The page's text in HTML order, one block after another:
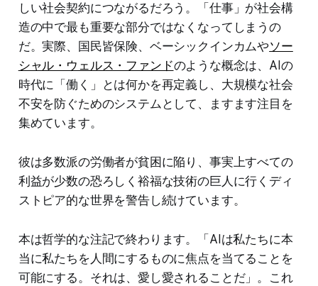
しい社会契約につながるだろう。「仕事」が社会構
造の中で最も重要な部分ではなくなってしまうの
だ。実際、国民皆保険、ベーシックインカムやソー
シャル・ウェルス・ファンドのような概念は、AIの
時代に「働く」とは何かを再定義し、大規模な社会
不安を防ぐためのシステムとして、ますます注目を
集めています。
彼は多数派の労働者が貧困に陥り、事実上すべての
利益が少数の恐ろしく裕福な技術の巨人に行くディ
ストピア的な世界を警告し続けています。
本は哲学的な注記で終わります。「AIは私たちに本
当に私たちを人間にするものに焦点を当てることを
可能にする。それは、愛し愛されることだ」。これ